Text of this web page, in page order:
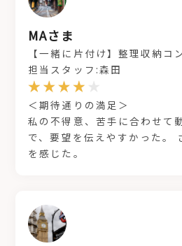
MAさま
【一緒に片付け】整理収納コ
担当スタッフ:森田
＜期待通りの満足＞
私の不得意、苦手に合わせて
で、要望を伝えやすかった。
を感じた。